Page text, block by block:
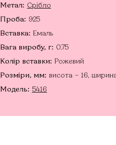
Метал: Срібло
Проба: 925
Вставка: Емаль
Вага виробу, г: 0.75
Колір вставки: Рожевий
Розміри, мм: висота – 16,
Модель: 5416